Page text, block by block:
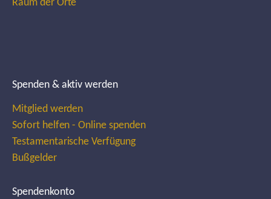
Raum der Orte
Spenden & aktiv werden
Mitglied werden
Sofort helfen - Online spenden
Testamentarische Verfügung
Bußgelder
Spendenkonto